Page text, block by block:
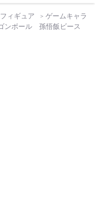
フィギュア
ゲームキャラ
ンボール 孫悟飯ビース